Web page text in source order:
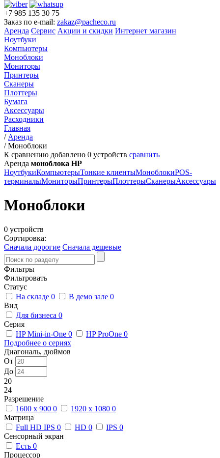
+7 985 135 30 75
Заказ по e-mail: zakaz@pacheco.ru
Аренда Сервис Акции и скидки Интернет магазин
Ноутбуки
Компьютеры
Моноблоки
Мониторы
Принтеры
Сканеры
Плоттеры
Бумага
Аксессуары
Расходники
Главная
/ Аренда
/Моноблоки
К сравнению добавлено 0 устройств сравнить
Аренда моноблока HP
НоутбукиКомпьютерыТонкие клиентыМоноблокиPOS-
терминалыМониторыПринтерыПлоттерыСканерыАксессуары
Моноблоки
0 устройств
Сортировка:
Сначала дорогие Сначала дешевые
Фильтры
Фильтровать
Статус
На складе 0 В демо зале 0
Вид
Для бизнеса 0
Серия
HP Mini-in-One 0 HP ProOne 0
Подробнее о сериях
Диагональ, дюймов
От
До
20
24
Разрешение
1600 x 900 0 1920 x 1080 0
Матрица
Full HD IPS 0 HD 0 IPS 0
Сенсорный экран
Есть 0
Процессор